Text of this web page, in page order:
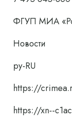
ФГУП МИА
Новости
ру-RU
https://
https://xn--